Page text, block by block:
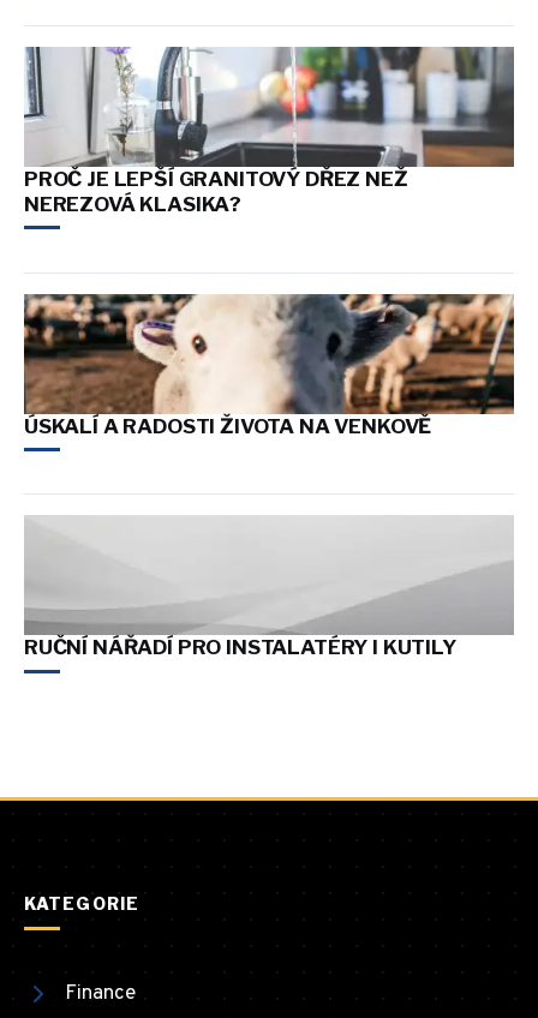
PROČ JE LEPŠÍ GRANITOVÝ DŘEZ NEŽ
NEREZOVÁ KLASIKA?
ÚSKALÍ A RADOSTI ŽIVOTA NA VENKOVĚ
RUČNÍ NÁŘADÍ PRO INSTALATÉRY I KUTILY
KATEGORIE
Finance